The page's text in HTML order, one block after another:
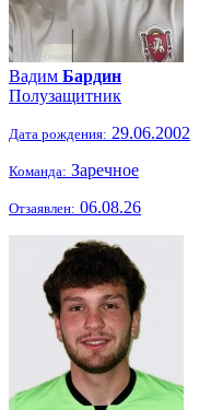
Вадим Бардин
Полузащитник
Дата рождения: 29.06.2002
Команда: Заречное
Отзаявлен: 06.08.26